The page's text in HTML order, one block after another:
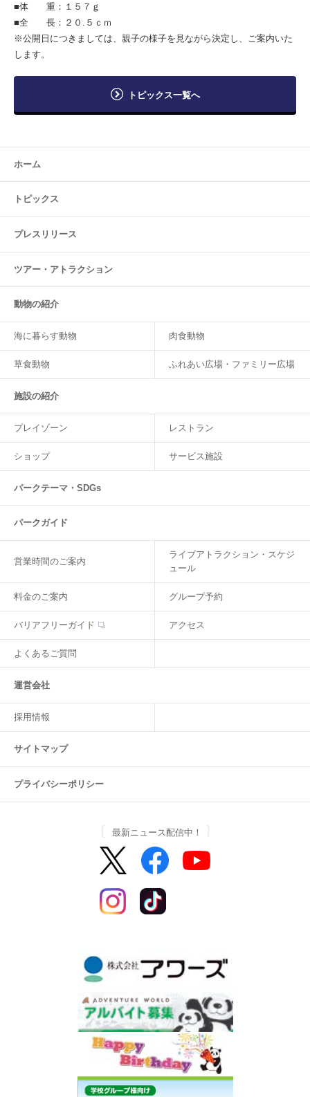
■体 重：１５７ｇ
■全 長：２０.５ｃｍ
※公開日につきましては、親子の様子を見ながら決定し、ご案内いた
します。
トピックス一覧へ
ホーム
トピックス
プレスリリース
ツアー・ アトラクション
動物の紹介
海に暮らす動物 肉食動物
草食動物 ふれあい広場・ファミリー広場
施設の紹介
プレイゾーン レストラン
ショップ サービス施設
パークテーマ・SDGs
パークガイド
営業時間のご案内
ライブアトラクション・スケジ
ュール
料金のご案内 グループ予約
バリアフリーガイド アクセス
よくあるご質問
運営会社
採用情報
サイトマップ
プライバシーポリシー
最新ニュース配信中！